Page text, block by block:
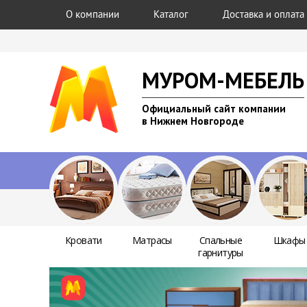
О компании Каталог Доставка и оплата
МУРОМ-МЕБЕЛЬ
Официальный сайт компании
в Нижнем Новгороде
Кровати Матрасы
Спальные
гарнитуры
Шкафы